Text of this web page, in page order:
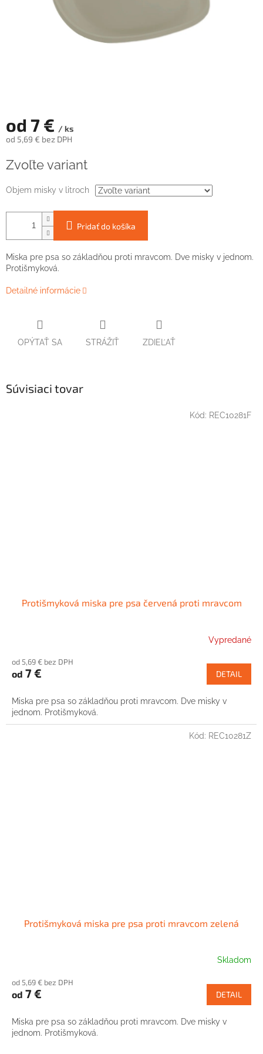
od 7 € / ks
od 5,69 € bez DPH
cena:
Zvoľte variant
Objem misky v litroch
Pridať do košíka
Miska pre psa so základňou proti mravcom. Dve misky v jednom.
Protišmyková.
Detailné informácie
OPÝTAŤ SA STRÁŽIŤ ZDIEĽAŤ
Súvisiaci tovar
Protišmyková miska pre psa červená proti mravcom
Vypredané
od 5,69 € bez DPH
od 7 € DETAIL
Miska pre psa so základňou proti mravcom. Dve misky v
jednom. Protišmyková.
Kód: REC10281F
Protišmyková miska pre psa proti mravcom zelená
Skladom
od 5,69 € bez DPH
od 7 € DETAIL
Miska pre psa so základňou proti mravcom. Dve misky v
jednom. Protišmyková.
Kód: REC10281Z